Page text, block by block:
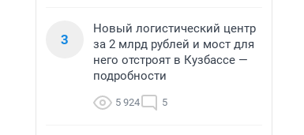
3
Новый логистический центр
за 2 млрд рублей и мост для
него отстроят в Кузбассе —
подробности
5 924 5